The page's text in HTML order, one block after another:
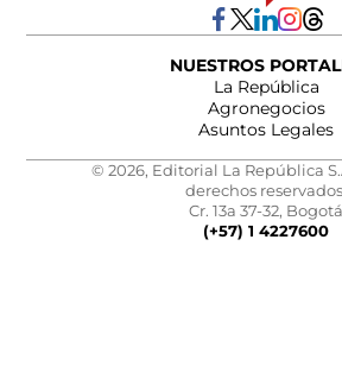
NUESTROS
La República
Agronegocios
Asuntos Legales
© 2026, Editorial La República
derechos
Cr. 13a 37-32, Bogotá
(+57) 1 4227600